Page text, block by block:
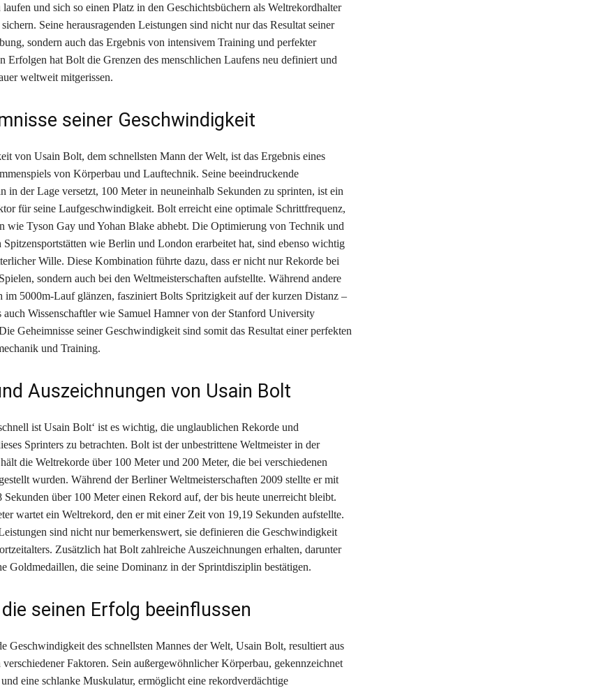
und sich so einen Platz in den Geschichtsbüchern als Weltrekordhalter
Seine herausragenden Leistungen sind nicht nur das Resultat seiner
sondern auch das Ergebnis von intensivem Training und perfekter
Erfolgen hat Bolt die Grenzen des menschlichen Laufens neu definiert und
weltweit mitgerissen.
seiner Geschwindigkeit
von Usain Bolt, dem schnellsten Mann der Welt, ist das Ergebnis eines
von Körperbau und Lauftechnik. Seine beeindruckende
in der Lage versetzt, 100 Meter in neuneinhalb Sekunden zu sprinten, ist ein
für seine Laufgeschwindigkeit. Bolt erreicht eine optimale Schrittfrequenz,
wie Tyson Gay und Yohan Blake abhebt. Die Optimierung von Technik und
Spitzensportstätten wie Berlin und London erarbeitet hat, sind ebenso wichtig
Wille. Diese Kombination führte dazu, dass er nicht nur Rekorde bei
sondern auch bei den Weltmeisterschaften aufstellte. Während andere
im 5000m-Lauf glänzen, fasziniert Bolts Spritzigkeit auf der kurzen Distanz –
auch Wissenschaftler wie Samuel Hamner von der Stanford University
Geheimnisse seiner Geschwindigkeit sind somit das Resultat einer perfekten
und Training.
Auszeichnungen von Usain Bolt
ist Usain Bolt‘ ist es wichtig, die unglaublichen Rekorde und
Sprinters zu betrachten. Bolt ist der unbestrittene Weltmeister in der
die Weltrekorde über 100 Meter und 200 Meter, die bei verschiedenen
wurden. Während der Berliner Weltmeisterschaften 2009 stellte er mit
über 100 Meter einen Rekord auf, der bis heute unerreicht bleibt.
wartet ein Weltrekord, den er mit einer Zeit von 19,19 Sekunden aufstellte.
sind nicht nur bemerkenswert, sie definieren die Geschwindigkeit
Zusätzlich hat Bolt zahlreiche Auszeichnungen erhalten, darunter
Goldmedaillen, die seine Dominanz in der Sprintdisziplin bestätigen.
seinen Erfolg beeinflussen
Geschwindigkeit des schnellsten Mannes der Welt, Usain Bolt, resultiert aus
Faktoren. Sein außergewöhnlicher Körperbau, gekennzeichnet
eine schlanke Muskulatur, ermöglicht eine rekordverdächtige